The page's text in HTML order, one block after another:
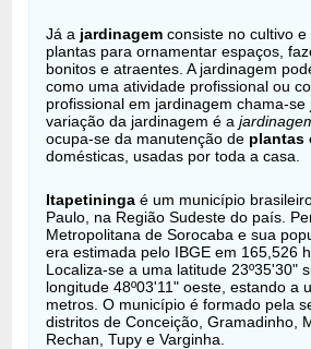
Já a jardinagem consiste no cultivo
plantas para ornamentar espaços,
bonitos e atraentes. A jardinagem
como uma atividade profissional ou
profissional em jardinagem chama-se
variação da jardinagem é a
ocupa-se da manutenção de plantas
domésticas, usadas por toda a casa.
Itapetininga é um município
Paulo, na Região Sudeste do país.
Metropolitana de Sorocaba e sua
era estimada pelo IBGE em 165,526
Localiza-se a uma latitude 23º35'30"
longitude 48º03'11" oeste, estando a
metros. O município é formado pela
distritos de Conceição, Gramadinho,
Rechan, Tupy e Varginha.